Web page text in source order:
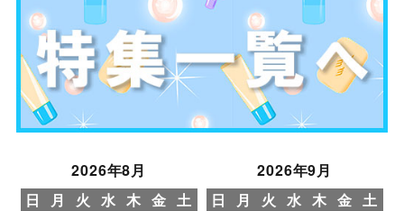
2026年8月
日
月 火 水 木 金 土
2026年9月
日
月 火 水 木 金 土